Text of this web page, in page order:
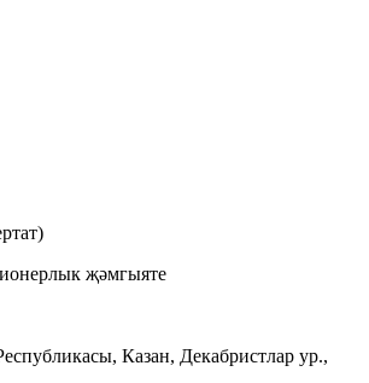
җәмгыяте
Казан, Декабристлар ур.,